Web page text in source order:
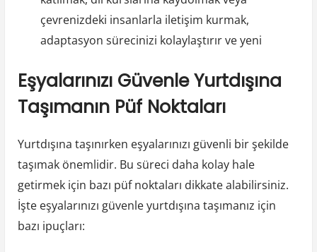
çevrenizdeki insanlarla iletişim kurmak,
adaptasyon sürecinizi kolaylaştırır ve yeni
Eşyalarınızı Güvenle Yurtdışına
Taşımanın Püf Noktaları
Yurtdışına taşınırken eşyalarınızı güvenli bir şekilde
taşımak önemlidir. Bu süreci daha kolay hale
getirmek için bazı püf noktaları dikkate alabilirsiniz.
İşte eşyalarınızı güvenle yurtdışına taşımanız için
bazı ipuçları: